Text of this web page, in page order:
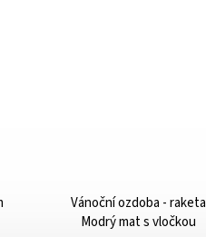
Vánoční ozdoba - raketa
Modrý mat s vločkou